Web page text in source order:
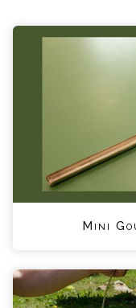
Mini